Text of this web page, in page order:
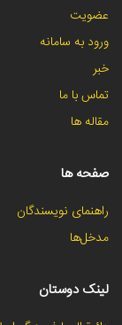
عضویت
ورود به سامانه
خبر
تماس با ما
مقاله ها
صفحه ها
راهنمای نویسندگان
مدخل‌ها
لینک دوستان